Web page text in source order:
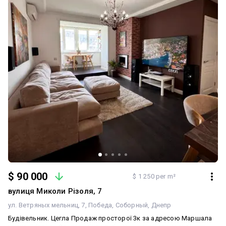
життя у престижній частині міста.
$ 90 000 $ 1 250 per m²
вулиця Миколи Різоля, 7
ул. Ветряных мельниц, 7 Победа Соборный Днепр
Будівельник. Цегла Продаж просторої 3к за адресою Маршала